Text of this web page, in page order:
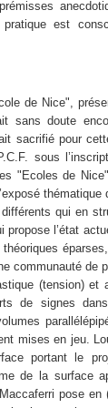
est
de Nice",
sans doute
sacrifié pour
sous
"Ecoles de
thématique
qui en
l’état
communauté de
(tension)
de signes dans
mises en jeu.
portant le
de la surface
pose en